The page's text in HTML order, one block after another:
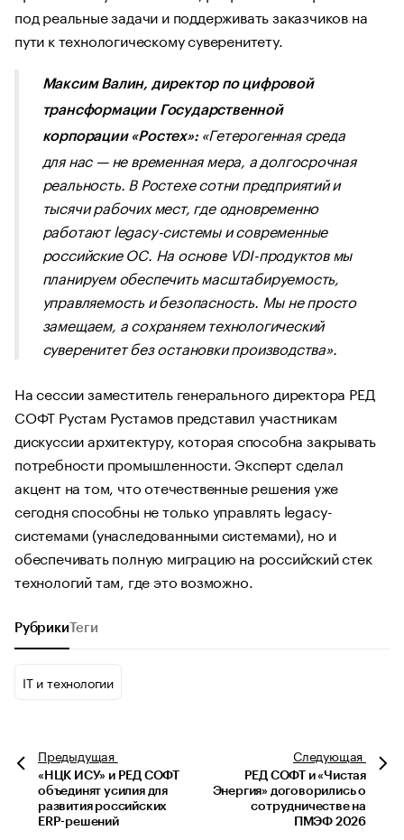
под реальные задачи и поддерживать заказчиков на
пути к технологическому суверенитету.
Максим Валин, директор по цифровой
трансформации Государственной
корпорации «Ростех»: «Гетерогенная среда
для нас — не временная мера, а долгосрочная
реальность. В Ростехе сотни предприятий и
тысячи рабочих мест, где одновременно
работают legacy-системы и современные
российские ОС. На основе VDI-продуктов мы
планируем обеспечить масштабируемость,
управляемость и безопасность. Мы не просто
замещаем, а сохраняем технологический
суверенитет без остановки производства».
На сессии заместитель генерального директора РЕД
СОФТ Рустам Рустамов представил участникам
дискуссии архитектуру, которая способна закрывать
потребности промышленности. Эксперт сделал
акцент на том, что отечественные решения уже
сегодня способны не только управлять legacy-
системами (унаследованными системами), но и
обеспечивать полную миграцию на российский стек
технологий там, где это возможно.
Рубрики Теги
IT и технологии
Предыдущая
«НЦК ИСУ» и РЕД СОФТ
объединят усилия для
развития российских
ERP-решений
Следующая
РЕД СОФТ и «Чистая
Энергия» договорились о
сотрудничестве на
ПМЭФ 2026